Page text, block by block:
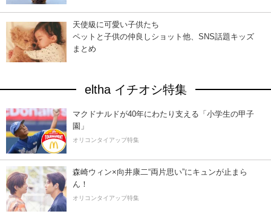
天使級に可愛い子供たち
ペットと子供の仲良しショット他、SNS話題キッズ
まとめ
eltha イチオシ特集
マクドナルドが40年にわたり支える「小学生の甲子
園」
オリコンタイアップ特集
森崎ウィン×向井康二“両片思い”にキュンが止まら
ん！
オリコンタイアップ特集